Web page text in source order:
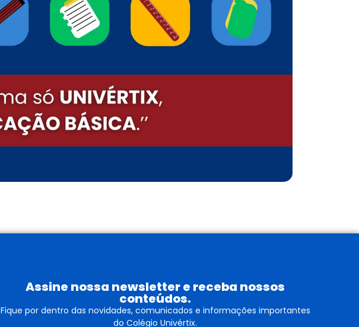
Assine nossa newsletter e receba nossos
conteúdos.
Fique por dentro das novidades, comunicados e informações importantes
do Colégio Univértix.